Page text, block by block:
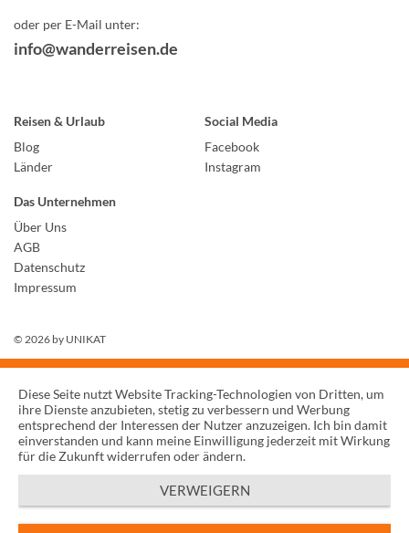
oder per E-Mail unter:
info@wanderreisen.de
Reisen & Urlaub
Blog
Länder
Social Media
Facebook
Instagram
Das Unternehmen
Über Uns
AGB
Datenschutz
Impressum
© 2026 by UNIKAT
Diese Seite nutzt Website Tracking-Technologien von Dritten, um
ihre Dienste anzubieten, stetig zu verbessern und Werbung
entsprechend der Interessen der Nutzer anzuzeigen. Ich bin damit
einverstanden und kann meine Einwilligung jederzeit mit Wirkung
für die Zukunft widerrufen oder ändern.
VERWEIGERN